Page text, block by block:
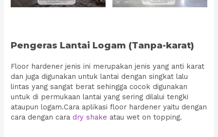
Pengeras Lantai Logam (Tanpa-karat)
Floor hardener jenis ini merupakan jenis yang anti karat
dan juga digunakan untuk lantai dengan singkat lalu
lintas yang sangat berat sehingga cocok digunakan
untuk di permukaan lantai yang sering dilalui tengki
ataupun logam.Cara aplikasi floor hardener yaitu dengan
cara dengan caradry shake atau wet on topping.